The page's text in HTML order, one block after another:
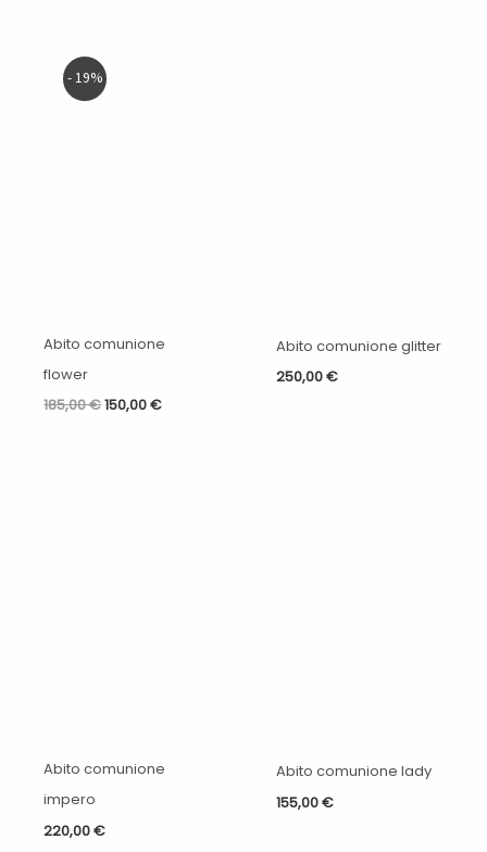
- 19%
Abito comunione
flower
185,00€
Il
prezzo
150,00€
Abito comunione glitter
250,00€
Abito comunione
impero
220,00€
Abito comunione lady
155,00€